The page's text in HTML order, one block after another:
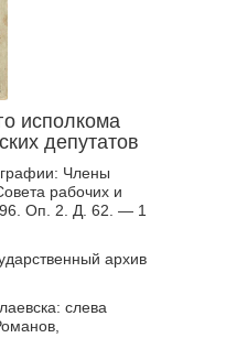
исполкома
депутатов
Члены
рабочих и
Оп. 2. Д. 62. — 1
архив
слева